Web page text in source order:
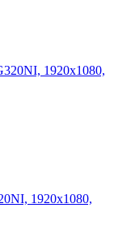
1920x1080,